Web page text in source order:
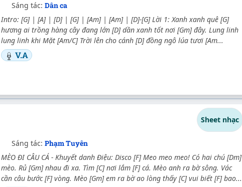
Sáng tác: Dân ca
Intro: [G] | [A] | [D] | [G] | [Am] | [Am] | [D]-[G] Lời 1: Xanh xanh quê [G]
hương ai trồng hàng cây đang lớn [D] dần xanh tốt nơi [Gm] đây. Lung linh
lung linh khi Mặt [Am/C] Trời lên cho cánh [D] đồng ngô lúa tươi [Am...
V.A
Sheet nhạc
Sáng tác: Phạm Tuyên
MÈO ĐI CÂU CÁ - Khuyết danh Điệu: Disco [F] Meo meo meo! Có hai chú [Dm]
mèo. Rủ [Gm] nhau đi xa. Tìm [C] nơi lắm [F] cá. Mèo anh ra bờ sông. Vác
cần câu bước [F] vòng. Mèo [Gm] em ra bờ ao lòng thấy [C] vui biết [F] bao...